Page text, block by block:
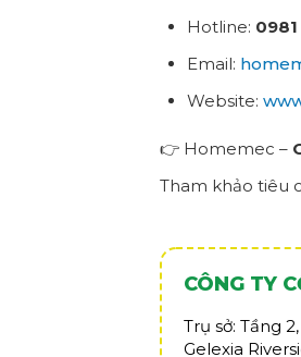
Hotline:
Email:
Website:
👉 Homemec –
Tham khảo tiêu
CÔNG TY
Trụ sở: Tầng
Gelexia